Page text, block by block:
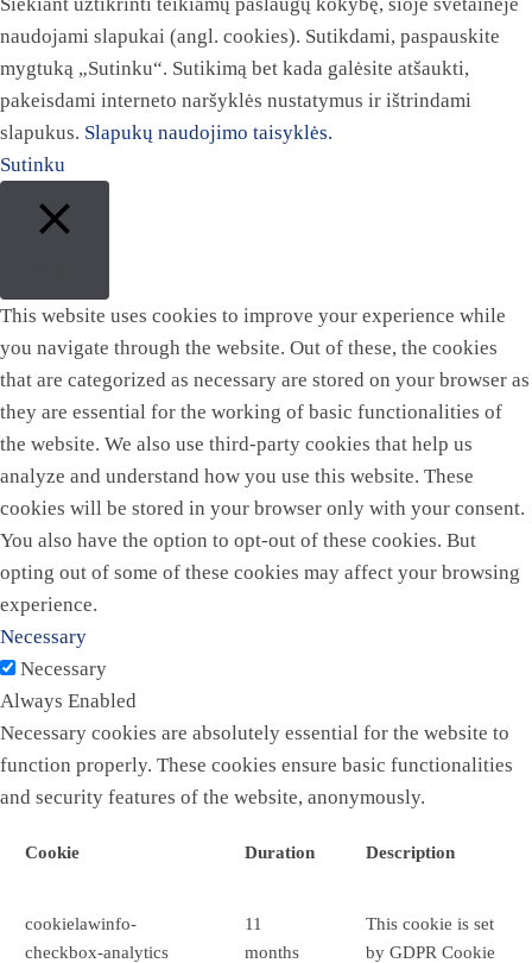
naudojami slapukai (angl. cookies). Sutikdami, paspauskite
mygtuką „Sutinku“. Sutikimą bet kada galėsite atšaukti,
pakeisdami interneto naršyklės nustatymus ir ištrindami
slapukus. Slapukų naudojimo taisyklės.
Sutinku
This website uses cookies to improve your experience while
you navigate through the website. Out of these, the cookies
that are categorized as necessary are stored on your browser as
they are essential for the working of basic functionalities of
the website. We also use third-party cookies that help us
analyze and understand how you use this website. These
cookies will be stored in your browser only with your consent.
You also have the option to opt-out of these cookies. But
opting out of some of these cookies may affect your browsing
experience.
Necessary
Necessary
Always Enabled
Necessary cookies are absolutely essential for the website to
function properly. These cookies ensure basic functionalities
and security features of the website, anonymously.
Cookie Duration Description
cookielawinfo-
checkbox-analytics
11
months
This cookie is set
by GDPR Cookie